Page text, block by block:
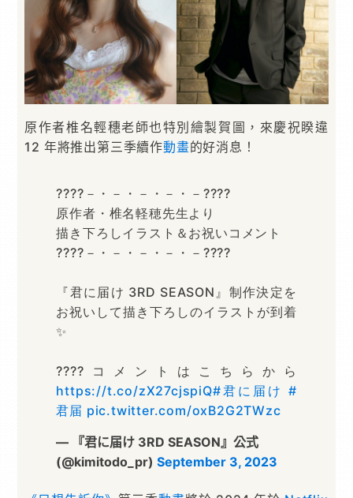
原作者椎名輕穗老師也特別繪製賀圖，來慶祝睽違
12 年將推出第三季續作動畫的好消息！
????－・－・－・－・－????
原作者・椎名軽穂先生より
描き下ろしイラスト＆お祝いコメント
????－・－・－・－・－????
『君に届け 3RD SEASON』制作決定を
お祝いして描き下ろしのイラストが到着
✨
????コメントはこちらから
https://t.co/zX27cjspiQ#君に届け #
君届 pic.twitter.com/oxB2G2TWzc
— 『君に届け 3RD SEASON』公式
(@kimitodo_pr)September 3, 2023